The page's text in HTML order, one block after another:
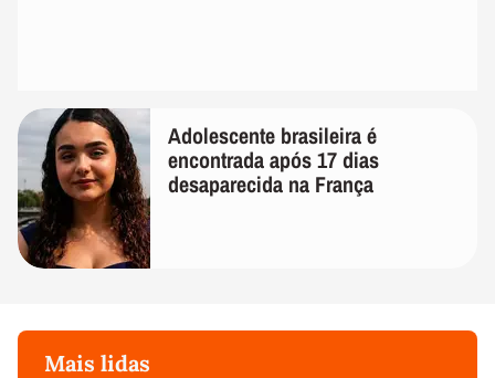
Adolescente brasileira é
encontrada após 17 dias
desaparecida na França
Mais lidas